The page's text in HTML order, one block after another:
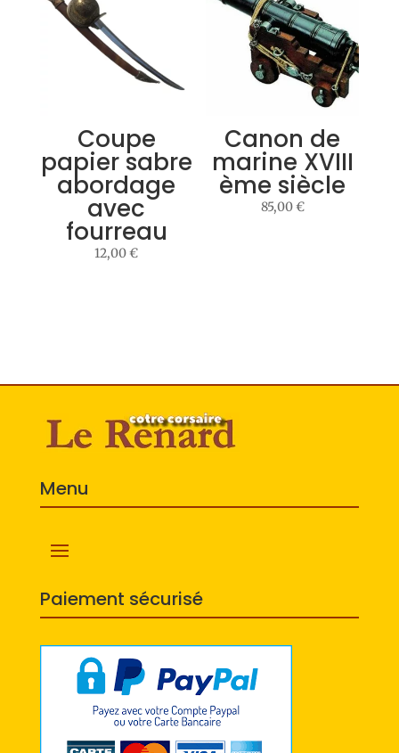
Coupe
papier sabre
abordage
avec
fourreau
12,00€
Canon de
marine XVIII
ème siècle
85,00€
Menu
Paiement sécurisé